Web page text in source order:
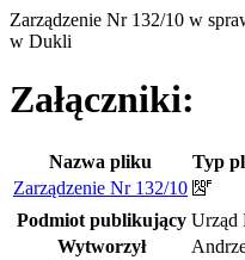
Zarządzenie Nr 132/10 w
w Dukli
Załączniki:
Nazwa pliku Typ
Zarządzenie Nr 132/10
Podmiot publikujący Urząd
Wytworzył